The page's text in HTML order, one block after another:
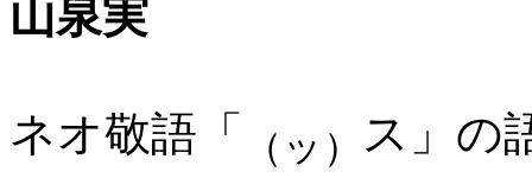
山泉実
ネオ敬語「 （ッ）
ス」の